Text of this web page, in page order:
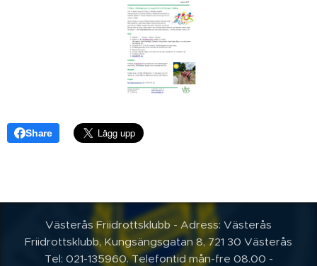
Share
Västerås Friidrottsklubb - Adress: Västerås
Friidrottsklubb, Kungsängsgatan 8, 721 30 Västerås
Tel: 021-135960. Telefontid mån-fre 08.00 -